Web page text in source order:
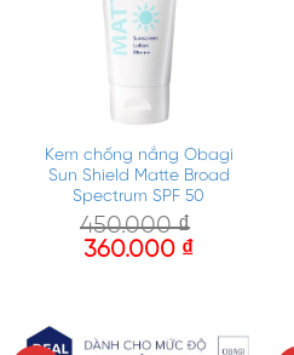
Kem chống nắng Obagi
Sun Shield Matte Broad
Spectrum SPF 50
450.000₫
360.000 ₫